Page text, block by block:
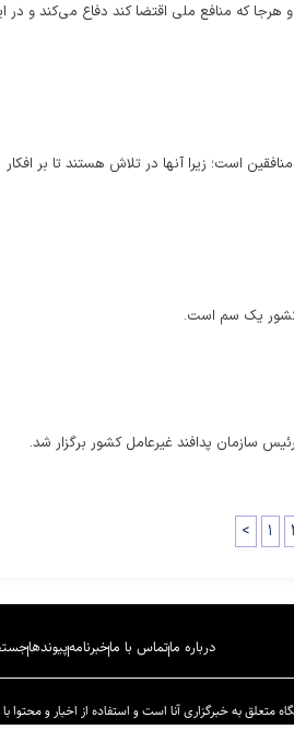
که منافع ملی اقتضا کند دفاع می‌کند و در
است؛ زیرا آنها در تلاش هستند تا بر افکار
کشور یک سم است.
سازمان پدافند غیرعامل کشور برگزار شد.
< ۱
درباره ماتماس با ماخبرنامهپیوندها
متعلق به خبرگزاری آنا است و استفاده از اخبار و محتوا